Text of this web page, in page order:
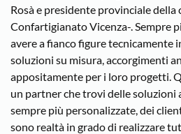
Rosà e presidente provinciale
Confartigianato Vicenza-. Sempre
avere a fianco figure tecnicamente
soluzioni su misura, accorgimenti
appositamente per i loro progetti.
un partner che trovi delle soluzioni
sempre più personalizzate, dei
sono realtà in grado di realizzare